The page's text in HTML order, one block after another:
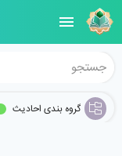
گروه بندی احادیث